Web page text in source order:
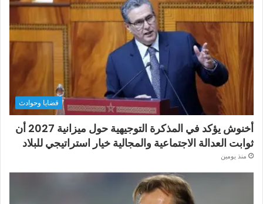
قضايا وحوادث
أخنوش يؤكد في المذكرة التوجيهية حول ميزانية 2027 أن
ثوابت العدالة الاجتماعية والمجالية خيار استراتيجي للبلاد
منذ يومين